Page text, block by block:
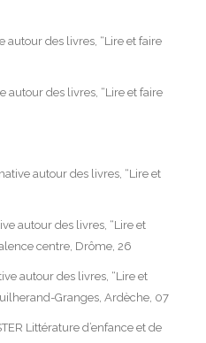
des livres, “Lire et faire
autour des livres, “Lire et faire
autour des livres, “Lire et
autour des livres, “Lire et
centre, Drôme, 26
autour des livres, “Lire et
Granges, Ardèche, 07
Littérature d’enfance et de